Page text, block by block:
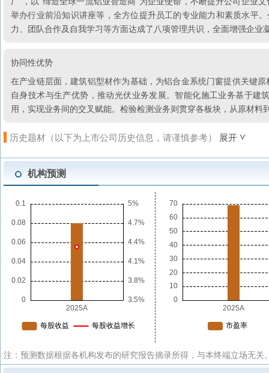
举办行业前沿知识讲座等，全方位提升员工的专业能力和素质水平
力、团队合作及自我学习等方面达成了八项管理共识，全面增强企业
协同性优势
在产业链层面，建筑铝型材作为基础，为铝合金系统门窗提供关键
自身技术与生产优势，推动光伏业务发展。智能化施工业务基于
用，实现业务间的交叉赋能。检验检测业务则贯穿各板块，从原材
历史题材（以下为上市公司历史信息，请谨慎参考） 展开
机构预测
注：预测数据根据各机构发布的研究报告摘录所得，与本终端立场无